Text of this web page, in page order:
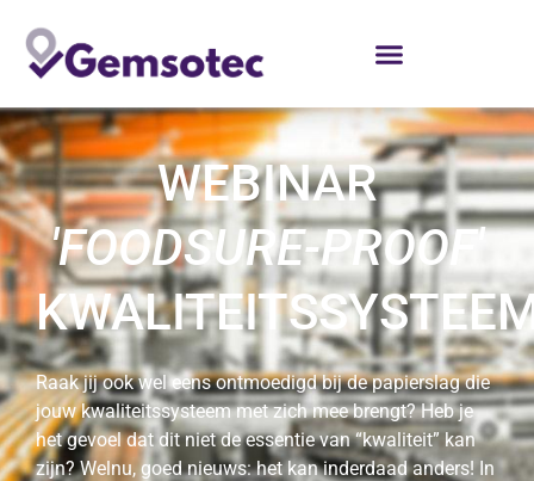
WEBINAR
'FOODSURE-PROOF'
Raak jij ook wel eens ontmoedigd bij de papierslag die
jouw kwaliteitssysteem met zich mee brengt? Heb je
het gevoel dat dit niet de essentie van “kwaliteit” kan
zijn? Welnu, goed nieuws: het kan inderdaad anders! In